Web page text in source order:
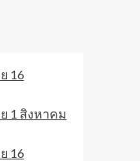
16
1 สิงหาคม
16